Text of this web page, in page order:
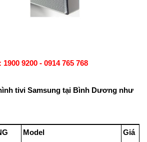
9200 - 0914 765 768
tivi Samsung tại Bình Dương như
Model